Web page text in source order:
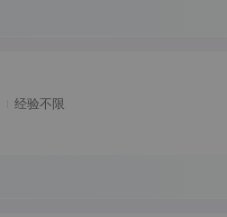
经验不限